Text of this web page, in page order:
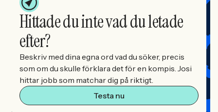
Hittade du inte vad du letade
efter?
Beskriv med dina egna ord vad du söker, precis
som om du skulle förklara det för en kompis. Josi
hittar jobb som matchar dig på riktigt.
Testa nu